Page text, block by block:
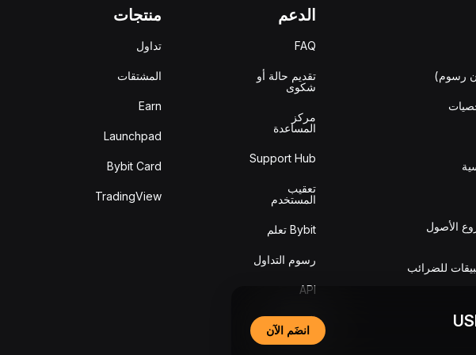
الأصول
للضرائب
الدعم
FAQ
تقديم حالة أو
شكوى
مركز
المساعدة
Support Hub
تعقيب
المستخدم
Bybit تعلم
رسوم التداول
API
التحقق من
السلامة
منتجات
تداول
المشتقات
Earn
Launchpad
Bybit Card
TradingView
انضَم الآن